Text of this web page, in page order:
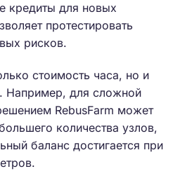
кредиты для новых
протестировать
рисков.
стоимость часа, но и
Например, для сложной
RebusFarm может
количества узлов,
баланс достигается при